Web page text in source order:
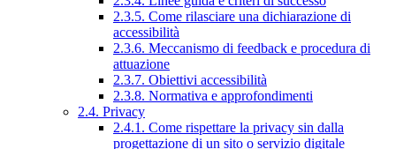
2.3.5. Come rilasciare una dichiarazione di
accessibilità
2.3.6. Meccanismo di feedback e procedura di
attuazione
2.3.7. Obiettivi accessibilità
2.3.8. Normativa e approfondimenti
2.4. Privacy
2.4.1. Come rispettare la privacy sin dalla
progettazione di un sito o servizio digitale